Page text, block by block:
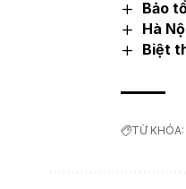
Bảo
Hà
Biệt
TỪ KHÓA: